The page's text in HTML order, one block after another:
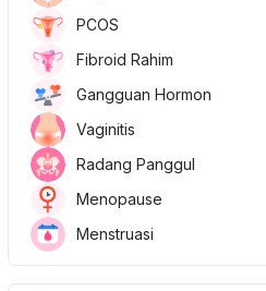
PCOS
Fibroid Rahim
Gangguan Hormon
Vaginitis
Radang Panggul
Menopause
Menstruasi